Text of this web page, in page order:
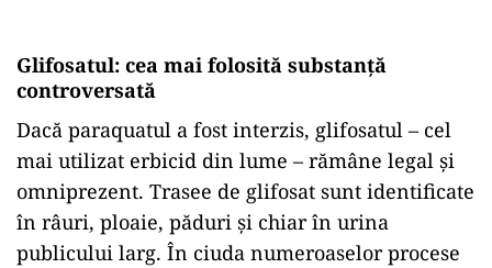
Glifosatul: cea mai folosită substanță
controversată
Dacă paraquatul a fost interzis, glifosatul – cel
mai utilizat erbicid din lume – rămâne legal și
omniprezent. Trasee de glifosat sunt identificate
în râuri, ploaie, păduri și chiar în urina
publicului larg. În ciuda numeroaselor procese